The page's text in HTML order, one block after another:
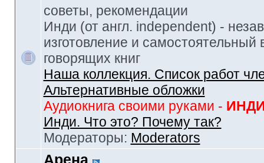
советы, рекомендации
Инди (от англ. independent) -
изготовление и самостоятельный
говорящих книг
Наша коллекция. Список работ
Альтернативные обложки
Аудиокнига своими руками -
Инди. Что это? Почему так?
Модераторы: Moderators
Арена